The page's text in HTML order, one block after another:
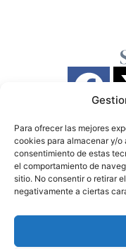
Para ofrecer las mejores
cookies para almacenar y/o
consentimiento de estas
el comportamiento de
sitio. No consentir o retirar
negativamente a ciertas